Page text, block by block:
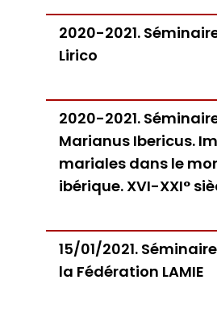
2020-2021.
Lirico
2020-2021.
Marianus Ibericus.
mariales dans le
ibérique. XVI-XXI°
15/01/2021.
la Fédération LAMIE